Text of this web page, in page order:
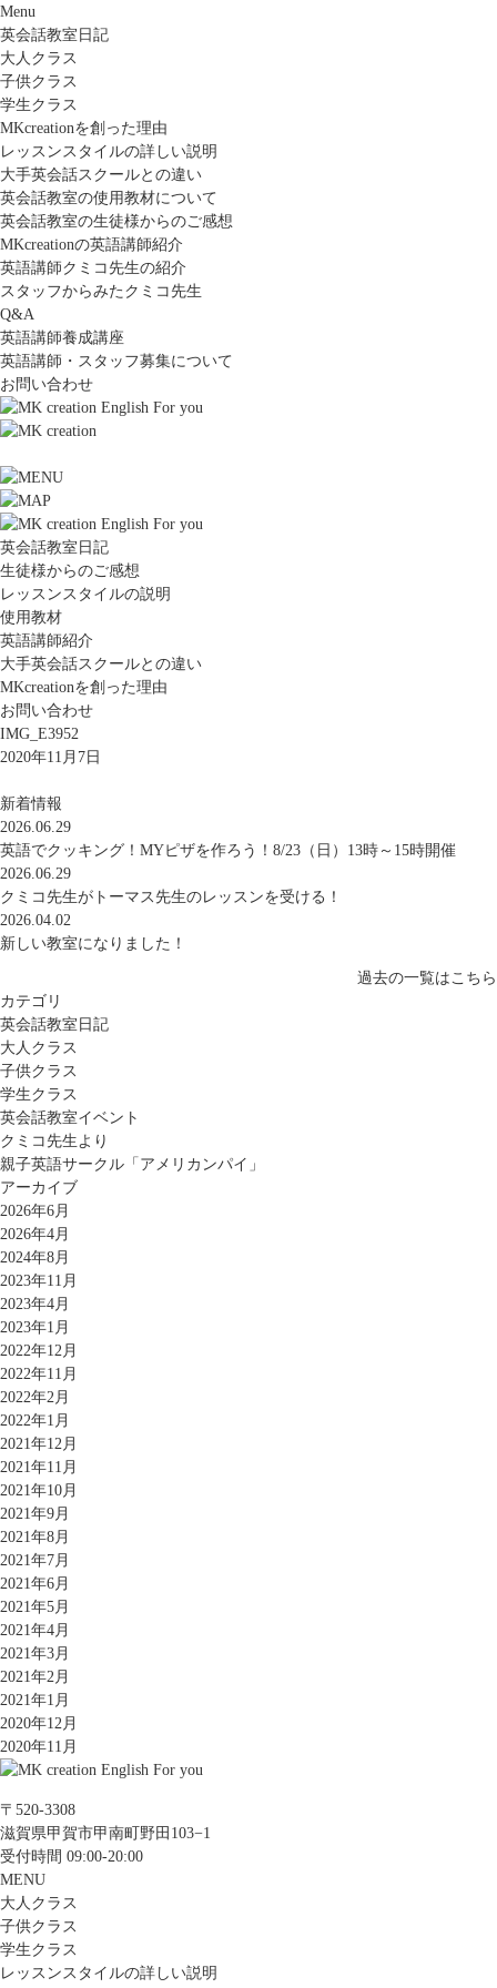
Menu
英会話教室日記
大人クラス
子供クラス
学生クラス
MKcreationを創った理由
レッスンスタイルの詳しい説明
大手英会話スクールとの違い
英会話教室の使用教材について
英会話教室の生徒様からのご感想
MKcreationの英語講師紹介
英語講師クミコ先生の紹介
スタッフからみたクミコ先生
Q&A
英語講師養成講座
英語講師・スタッフ募集について
お問い合わせ
英会話教室日記
生徒様からのご感想
レッスンスタイルの説明
使用教材
英語講師紹介
大手英会話スクールとの違い
MKcreationを創った理由
お問い合わせ
IMG_E3952
2020年11月7日
新着情報
2026.06.29
英語でクッキング！MYピザを作ろう！8/23（日）13時～15時開催
2026.06.29
クミコ先生がトーマス先生のレッスンを受ける！
2026.04.02
新しい教室になりました！
過去の一覧はこちら
カテゴリ
英会話教室日記
大人クラス
子供クラス
学生クラス
英会話教室イベント
クミコ先生より
親子英語サークル「アメリカンパイ」
アーカイブ
2026年6月
2026年4月
2024年8月
2023年11月
2023年4月
2023年1月
2022年12月
2022年11月
2022年2月
2022年1月
2021年12月
2021年11月
2021年10月
2021年9月
2021年8月
2021年7月
2021年6月
2021年5月
2021年4月
2021年3月
2021年2月
2021年1月
2020年12月
2020年11月
〒520-3308
滋賀県甲賀市甲南町野田103−1
受付時間 09:00-20:00
MENU
大人クラス
子供クラス
学生クラス
レッスンスタイルの詳しい説明